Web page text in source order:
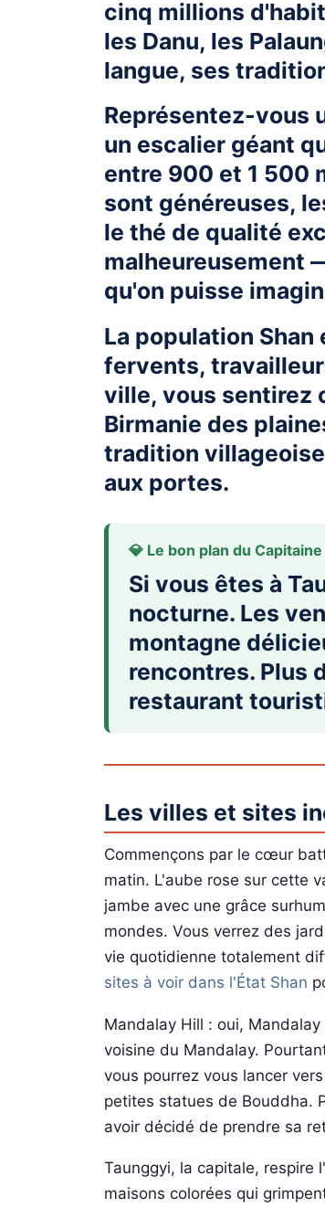
cinq millions
les Danu, les
langue, ses
Représentez-vous
un escalier géant
entre 900 et 1 500
sont généreuses,
le thé de qualité
malheureusement
qu'on puisse
La population
fervents,
ville, vous sentirez
Birmanie des
tradition
aux portes.
💎 Le bon plan du Capitaine
Si vous êtes à
nocturne. Les
montagne
rencontres. Plus
restaurant
Les villes et sites
Commençons par le cœur
matin. L'aube rose sur cette
jambe avec une grâce
mondes. Vous verrez des
vie quotidienne totalement
sites à voir dans l'État Shan
Mandalay Hill : oui,
voisine du Mandalay.
vous pourrez vous lancer
petites statues de Bouddha.
avoir décidé de prendre sa
Taunggyi, la capitale, respire
maisons colorées qui